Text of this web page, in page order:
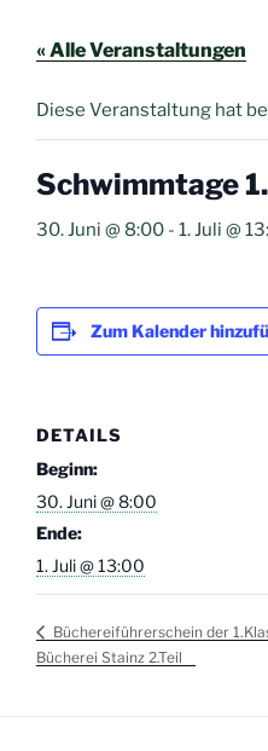
« Alle Veranstaltungen
Diese Veranstaltung hat
Schwimmtage
30. Juni @ 8:00 - 1. Juli @
Zum Kalender
DETAILS
Beginn:
30. Juni @ 8:00
Ende:
1. Juli @ 13:00
Büchereiführerschein der
Bücherei Stainz 2.Teil